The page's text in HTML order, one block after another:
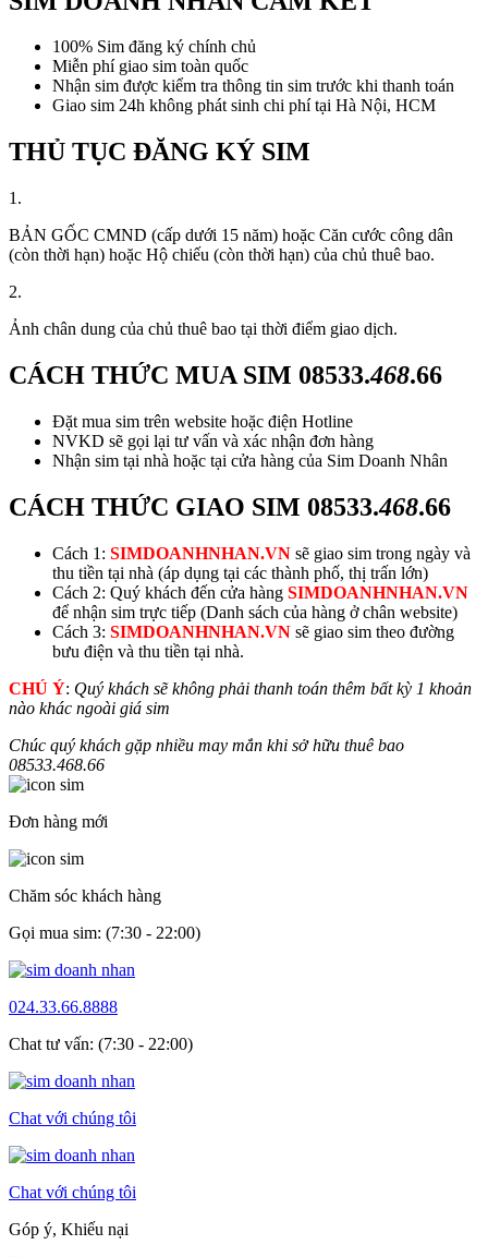
100% Sim đăng ký chính chủ
Miễn phí giao sim toàn quốc
Nhận sim được kiểm tra thông tin sim trước khi thanh toán
Giao sim 24h không phát sinh chi phí tại Hà Nội, HCM
THỦ TỤC ĐĂNG KÝ SIM
1.
BẢN GỐC CMND (cấp dưới 15 năm) hoặc Căn cước công dân
(còn thời hạn) hoặc Hộ chiếu (còn thời hạn) của chủ thuê bao.
2.
Ảnh chân dung của chủ thuê bao tại thời điểm giao dịch.
CÁCH THỨC MUA SIM 08533.468.66
Đặt mua sim trên website hoặc điện Hotline
NVKD sẽ gọi lại tư vấn và xác nhận đơn hàng
Nhận sim tại nhà hoặc tại cửa hàng của Sim Doanh Nhân
CÁCH THỨC GIAO SIM 08533.468.66
Cách 1: SIMDOANHNHAN.VN sẽ giao sim trong ngày và
thu tiền tại nhà (áp dụng tại các thành phố, thị trấn lớn)
Cách 2: Quý khách đến cửa hàng SIMDOANHNHAN.VN
để nhận sim trực tiếp (Danh sách của hàng ở chân website)
Cách 3: SIMDOANHNHAN.VN sẽ giao sim theo đường
bưu điện và thu tiền tại nhà.
CHÚ Ý: Quý khách sẽ không phải thanh toán thêm bất kỳ 1 khoản
nào khác ngoài giá sim
Chúc quý khách gặp nhiều may mắn khi sở hữu thuê bao
08533.468.66
Đơn hàng mới
Chăm sóc khách hàng
Gọi mua sim: (7:30 - 22:00)
024.33.66.8888
Chat tư vấn: (7:30 - 22:00)
Chat với chúng tôi
Chat với chúng tôi
Góp ý, Khiếu nại